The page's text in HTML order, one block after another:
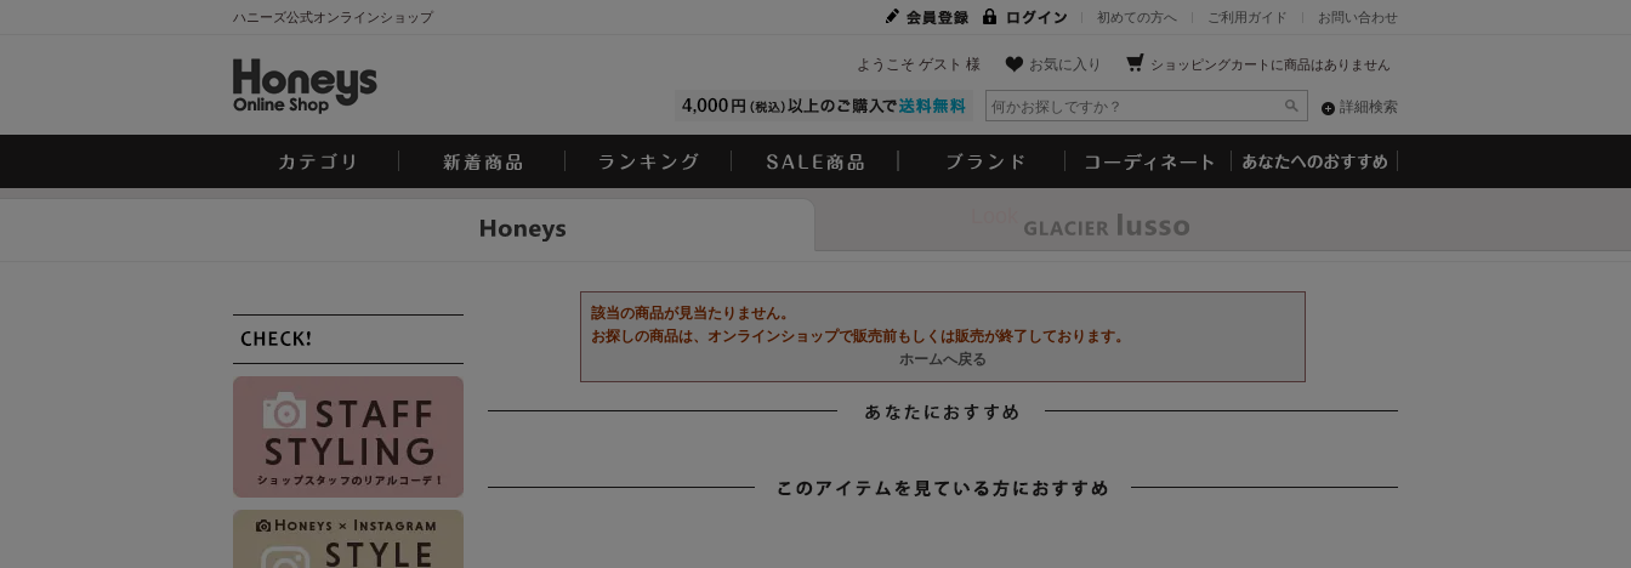
ハニーズ公式オンラインショップ お問い合わせ
ご利用ガイド
初めての方へ
ショッピングカートに商品はありません
お気に入り
ようこそ ゲスト 様
詳細検索
該当の商品が見当たりません。
お探しの商品は、オンラインショップで販売前もしくは販売が終了しております。
ホームへ戻る